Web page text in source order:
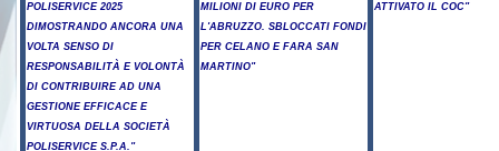
POLISERVICE 2025
DIMOSTRANDO ANCORA UNA
VOLTA SENSO DI
RESPONSABILITÀ E VOLONTÀ
DI CONTRIBUIRE AD UNA
GESTIONE EFFICACE E
VIRTUOSA DELLA SOCIETÀ
POLISERVICE S.P.A."
MILIONI DI EURO PER
L'ABRUZZO. SBLOCCATI FONDI
PER CELANO E FARA SAN
MARTINO"
ATTIVATO IL COC"